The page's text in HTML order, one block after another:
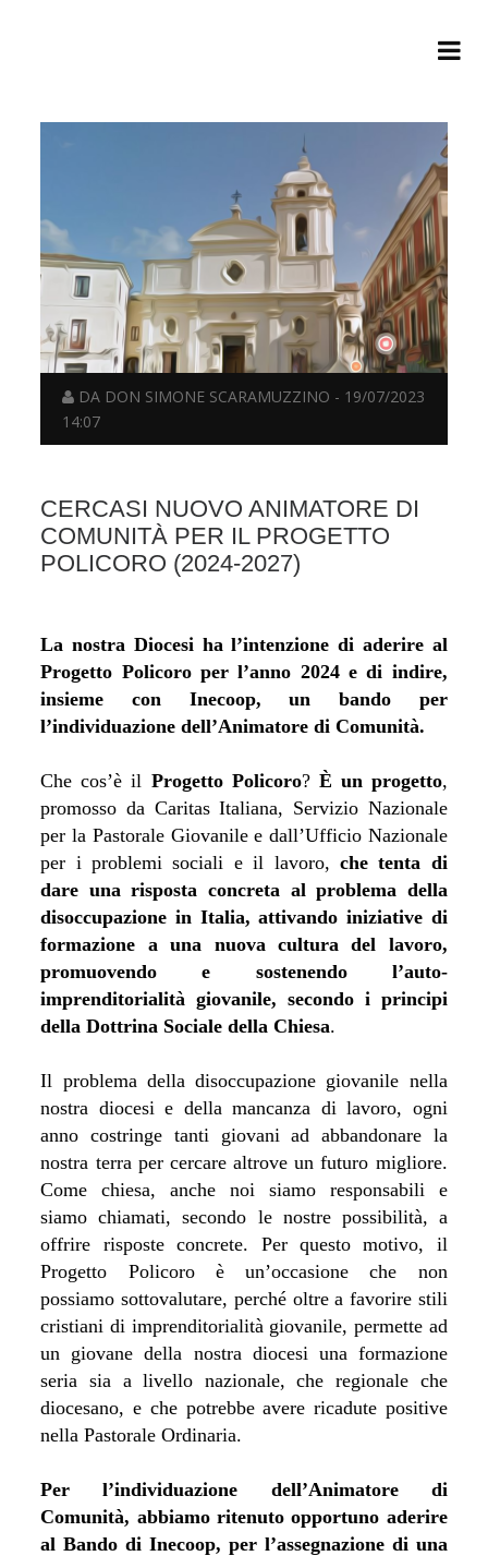
DA DON SIMONE SCARAMUZZINO - 19/07/2023
14:07
CERCASI NUOVO ANIMATORE DI
COMUNITÀ PER IL PROGETTO
POLICORO (2024-2027)
La nostra Diocesi ha l’intenzione di aderire al
Progetto Policoro per l’anno 2024 e di indire,
insieme con Inecoop, un bando per
l’individuazione dell’Animatore di Comunità.
Che cos’è il Progetto Policoro? È un progetto,
promosso da Caritas Italiana, Servizio Nazionale
per la Pastorale Giovanile e dall’Ufficio Nazionale
per i problemi sociali e il lavoro, che tenta di
dare una risposta concreta al problema della
disoccupazione in Italia, attivando iniziative di
formazione a una nuova cultura del lavoro,
promuovendo e sostenendo l’auto-
imprenditorialità giovanile, secondo i principi
della Dottrina Sociale della Chiesa.
Il problema della disoccupazione giovanile nella
nostra diocesi e della mancanza di lavoro, ogni
anno costringe tanti giovani ad abbandonare la
nostra terra per cercare altrove un futuro migliore.
Come chiesa, anche noi siamo responsabili e
siamo chiamati, secondo le nostre possibilità, a
offrire risposte concrete. Per questo motivo, il
Progetto Policoro è un’occasione che non
possiamo sottovalutare, perché oltre a favorire stili
cristiani di imprenditorialità giovanile, permette ad
un giovane della nostra diocesi una formazione
seria sia a livello nazionale, che regionale che
diocesano, e che potrebbe avere ricadute positive
nella Pastorale Ordinaria.
Per l’individuazione dell’Animatore di
Comunità, abbiamo ritenuto opportuno aderire
al Bando di Inecoop, per l’assegnazione di una